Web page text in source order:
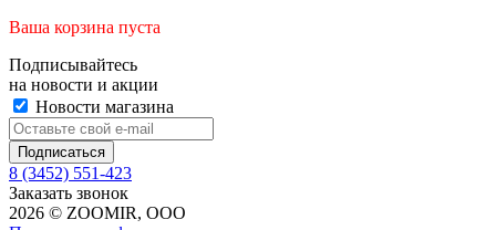
Ваша корзина пуста
Подписывайтесь
на новости и акции
Новости магазина
8 (3452) 551-423
Заказать звонок
2026 © ZOOMIR, OOO